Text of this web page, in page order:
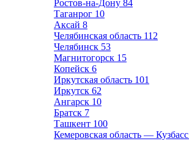
Ростов-на-Дону 84
Таганрог 10
Аксай 8
Челябинская область 112
Челябинск 53
Магнитогорск 15
Копейск 6
Иркутская область 101
Иркутск 62
Ангарск 10
Братск 7
Ташкент 100
Кемеровская область — Кузбасс